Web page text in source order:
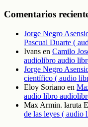
Comentarios
Jorge Negro
Pascual Duarte (
Ivans en Camilo
audiolibro audio
Jorge Negro
científico ( audio
Eloy Soriano en
audio libro
Max Armin. laruta
de las leyes (